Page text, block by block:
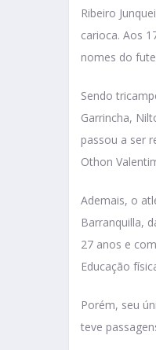
Ribeiro
carioca. Aos
nomes do
Sendo
Garrincha,
passou a ser
Othon
Ademais, o
Barranquilla,
27 anos e
Educação
Porém, seu
teve